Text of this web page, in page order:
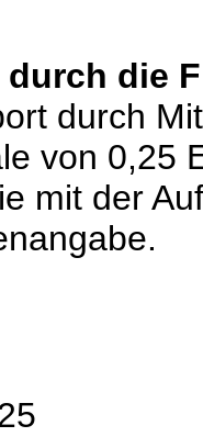
die
durch
von 0,25
mit der